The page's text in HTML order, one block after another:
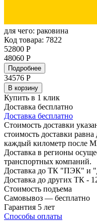
для чего: раковина
Код товара: 7822
52800 Р
48060 Р
Подробнее
34576 Р
В корзину
Купить в 1 клик
Доставка бесплатно
Доставка бесплатно
Стоимость доставки
стоимость доставки
каждый километр после
Доставка в регионы
транспортных компаний.
Доставка до ТК "ПЭК" и
Доставка до других ТК -
Стоимость подъема
Самовывоз — бесплатно
Гарантия 5 лет
Способы оплаты